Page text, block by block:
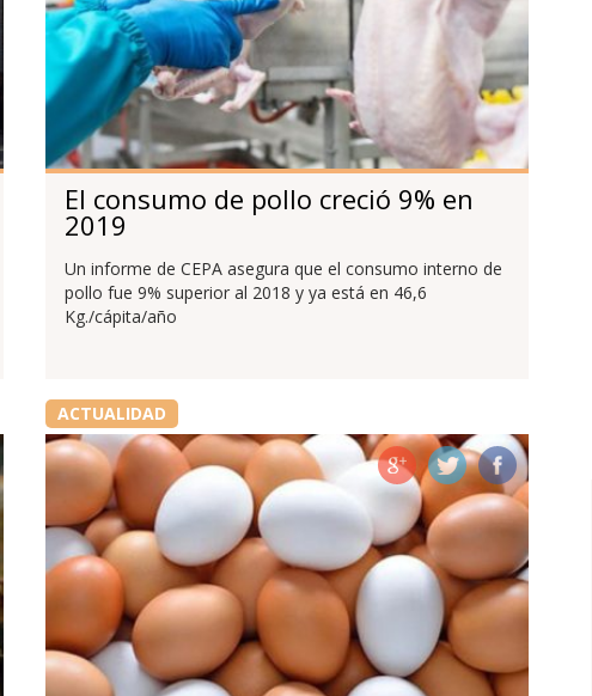
El consumo de pollo creció 9% en
2019
Un informe de CEPA asegura que el consumo interno de
pollo fue 9% superior al 2018 y ya está en 46,6
Kg./cápita/año
ACTUALIDAD